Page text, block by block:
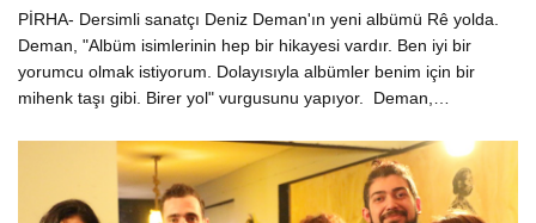
PİRHA- Dersimli sanatçı Deniz Deman'ın yeni albümü Rê yolda.
Deman, "Albüm isimlerinin hep bir hikayesi vardır. Ben iyi bir
yorumcu olmak istiyorum. Dolayısıyla albümler benim için bir
mihenk taşı gibi. Birer yol" vurgusunu yapıyor. Deman,…